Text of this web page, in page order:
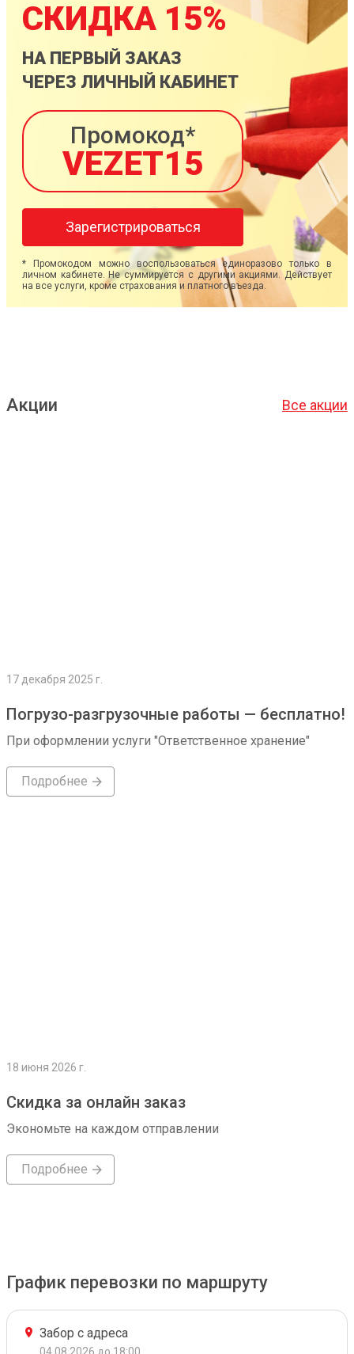
СКИДКА 15%
НА ПЕРВЫЙ ЗАКАЗ
ЧЕРЕЗ ЛИЧНЫЙ КАБИНЕТ
Промокод*
VEZET15
Зарегистрироваться
* Промокодом можно воспользоваться единоразово только в
личном кабинете. Не суммируется с другими акциями. Действует
на все услуги, кроме страхования и платного въезда.
Акции Все акции
17 декабря 2025 г.
Погрузо-разгрузочные работы — бесплатно!
При оформлении услуги "Ответственное хранение"
Подробнее
18 июня 2026 г.
Скидка за онлайн заказ
Экономьте на каждом отправлении
Подробнее
График перевозки по маршруту
Забор с адреса